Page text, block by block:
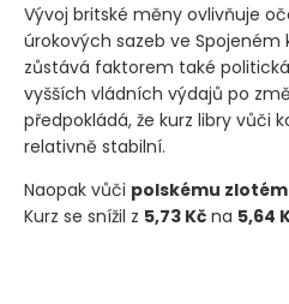
Vývoj britské měny ovlivňuje
úrokových sazeb ve Spojeném
zůstává faktorem také
vyšších vládních výdajů po
předpokládá, že kurz libry vůči
relativně stabilní.
Naopak vůči polskému
Kurz se snížil z 5,73 Kč na 5,64